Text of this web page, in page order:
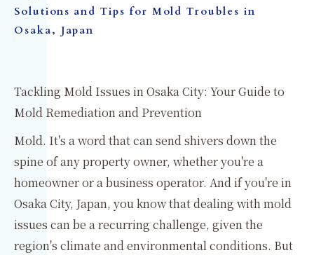
Solutions and Tips for Mold Troubles in
Osaka, Japan
Tackling Mold Issues in Osaka City: Your Guide to
Mold Remediation and Prevention
Mold. It's a word that can send shivers down the
spine of any property owner, whether you're a
homeowner or a business operator. And if you're in
Osaka City, Japan, you know that dealing with mold
issues can be a recurring challenge, given the
region's climate and environmental conditions. But